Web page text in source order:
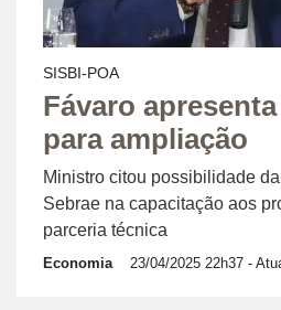
SISBI-POA
Fávaro
para ampliação
Ministro citou possibilidade
Sebrae na capacitação aos
parceria técnica
Economia 23/04/2025 22h37 -